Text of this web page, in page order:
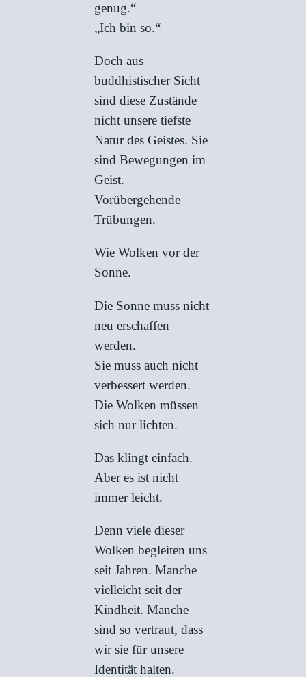
genug.“
„Ich bin so.“
Doch aus
buddhistischer Sicht
sind diese Zustände
nicht unsere tiefste
Natur des Geistes. Sie
sind Bewegungen im
Geist.
Vorübergehende
Trübungen.
Wie Wolken vor der
Sonne.
Die Sonne muss nicht
neu erschaffen
werden.
Sie muss auch nicht
verbessert werden.
Die Wolken müssen
sich nur lichten.
Das klingt einfach.
Aber es ist nicht
immer leicht.
Denn viele dieser
Wolken begleiten uns
seit Jahren. Manche
vielleicht seit der
Kindheit. Manche
sind so vertraut, dass
wir sie für unsere
Identität halten.